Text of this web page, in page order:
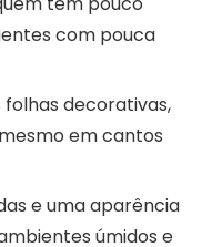
com pouca
decorativas,
em cantos
e uma aparência
úmidos e